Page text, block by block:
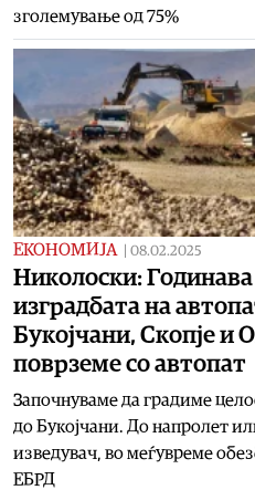
зголемување од 75%
ЕКОНОМИЈА 08.02.2025
Николоски:
изградбата на
Букојчани, Скопје и
поврземе со автопат
Започнуваме да градиме
до Букојчани. До напролет
изведувач, во меѓувреме
ЕБРД